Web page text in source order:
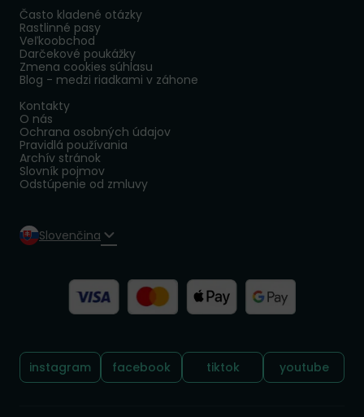
Často kladené otázky
Rastlinné pasy
Veľkoobchod
Darčekové poukážky
Zmena cookies súhlasu
Blog - medzi riadkami v záhone
Kontakty
O nás
Ochrana osobných údajov
Pravidlá používania
Archív stránok
Slovník pojmov
Odstúpenie od zmluvy
Slovenčina
Sledujte nás:
instagram facebook tiktok youtube